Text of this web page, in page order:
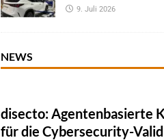
9. Juli 2026
NEWS
disecto: Agentenbasierte
für die Cybersecurity-